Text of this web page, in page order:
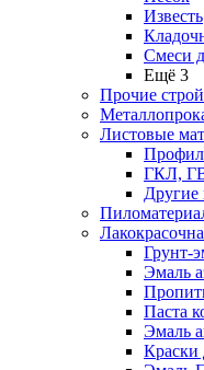
Известь
Смеси
Ещё 3
Прочие
Листовые
ГКЛ,
Грунт-
Эмаль
Паста
Эмаль
Краски